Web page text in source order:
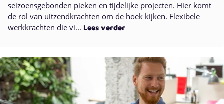
seizoensgebonden pieken en tijdelijke projecten. Hier komt
de rol van uitzendkrachten om de hoek kijken. Flexibele
werkkrachten die vi... Lees verder